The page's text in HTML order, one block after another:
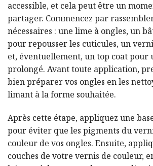
accessible, et cela peut être un
partager. Commencez par
nécessaires : une lime à ongles, un
pour repousser les cuticules, un
et, éventuellement, un top coat pour
prolongé. Avant toute application,
bien préparer vos ongles en les
limant à la forme souhaitée.
Après cette étape, appliquez une
pour éviter que les pigments du
couleur de vos ongles. Ensuite,
couches de votre vernis de couleur,